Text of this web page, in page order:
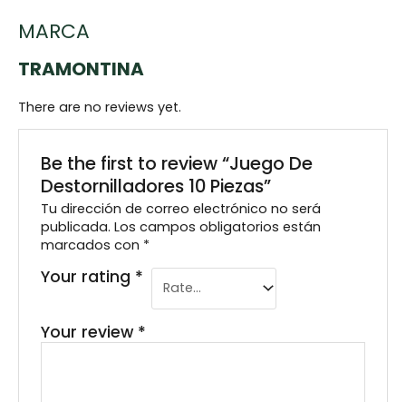
MARCA
TRAMONTINA
There are no reviews yet.
Be the first to review “Juego De
Destornilladores 10 Piezas”
Tu dirección de correo electrónico no será
publicada. Los campos obligatorios están
marcados con *
Your rating *
Your review *